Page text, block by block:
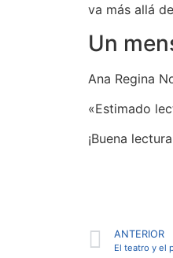
va más allá
Un
Ana Regina
«Estimado
¡Buena
ANTERIOR
El teatro y el